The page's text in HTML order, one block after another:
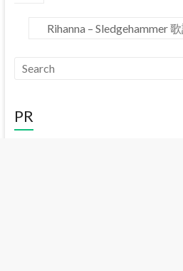
Rihanna – Sledgehammer
PR